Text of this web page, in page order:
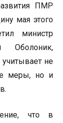
ПМР
мая этого
министр
Оболоник,
не
меры, но и
что в